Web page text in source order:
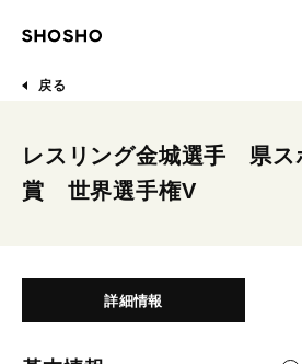
戻る
レスリング金城選手 県ス
賞 世界選手権V
詳細情報